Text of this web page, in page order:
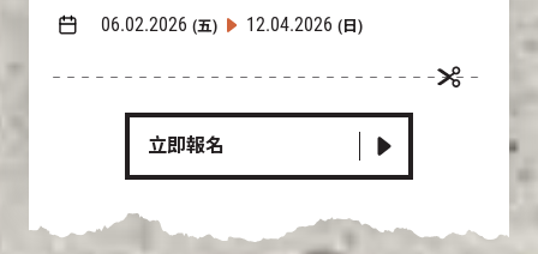
06.02.2026 (五) 12.04.2026 (日)
立即報名